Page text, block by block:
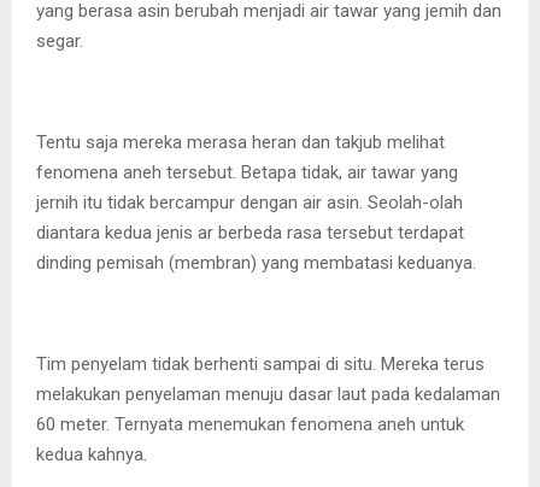
yang berasa asin berubah menjadi air tawar yang jemih dan
segar.
Tentu saja mereka merasa heran dan takjub melihat
fenomena aneh tersebut. Betapa tidak, air tawar yang
jernih itu tidak bercampur dengan air asin. Seolah-olah
diantara kedua jenis ar berbeda rasa tersebut terdapat
dinding pemisah (membran) yang membatasi keduanya.
Tim penyelam tidak berhenti sampai di situ. Mereka terus
melakukan penyelaman menuju dasar laut pada kedalaman
60 meter. Ternyata menemukan fenomena aneh untuk
kedua kahnya.